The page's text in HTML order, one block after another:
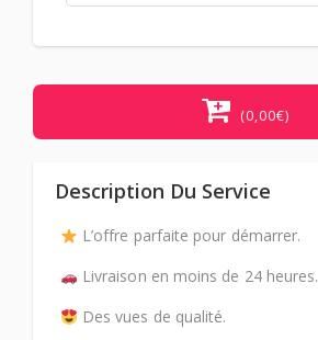
(0,00€)
Description Du Service
L’offre parfaite pour démarrer.
Livraison en moins de 24 heures.
Des vues de qualité.